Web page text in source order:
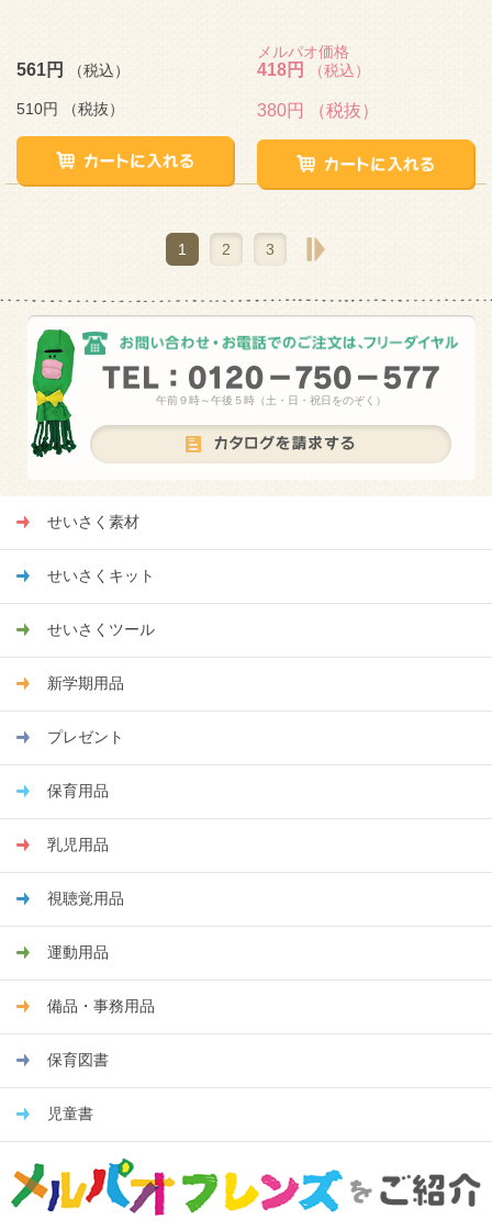
561円 （税込）
510円 （税抜）
メルパオ価格
418円 （税込）
380円 （税抜）
1 2 3
午前９時～午後５時（土・日・祝日をのぞく）
せいさく素材
せいさくキット
せいさくツール
新学期用品
プレゼント
保育用品
乳児用品
視聴覚用品
運動用品
備品・事務用品
保育図書
児童書